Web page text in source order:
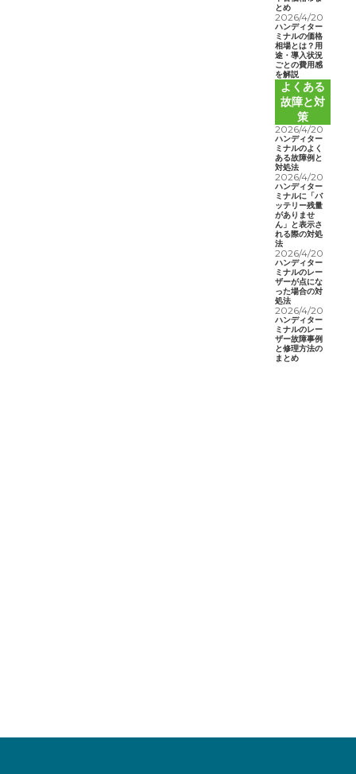
とめ
2026/4/20
ハンディター
ミナルの価格
相場とは？用
途・導入状況
ごとの費用感
を解説
よくある
故障と対
策
2026/4/20
ハンディター
ミナルのよく
ある故障例と
対処法
2026/4/20
ハンディター
ミナルに「バ
ッテリー残量
がありませ
ん」と表示さ
れる際の対処
法
2026/4/20
ハンディター
ミナルのレー
ザーが点にな
った場合の対
処法
2026/4/20
ハンディター
ミナルのレー
ザー故障事例
と修理方法の
まとめ